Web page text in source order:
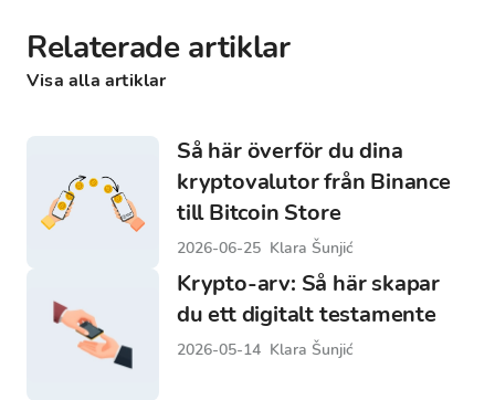
Relaterade artiklar
Visa alla artiklar
Så här överför du dina
kryptovalutor från Binance
till Bitcoin Store
2026-06-25 Klara Šunjić
Krypto-arv: Så här skapar
du ett digitalt testamente
2026-05-14 Klara Šunjić